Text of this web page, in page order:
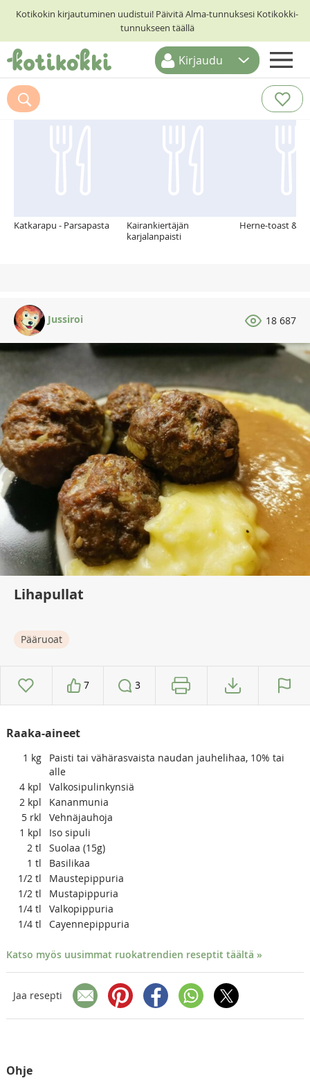
Kotikokin kirjautuminen uudistui! Päivitä Alma-tunnuksesi Kotikokki-
tunnukseen täällä
ETUSIVU
RESEPTIHAKU
Kirjaudu
Suosittelemme myös
Katkarapu - Parsapasta
Kairankiertäjän
karjalanpaisti
Herne-toast &
Jussiroi 18 687
Lihapullat
Pääruoat
7 3
Raaka-aineet
1 kg
Paisti tai vähärasvaista naudan jauhelihaa, 10% tai
alle
4 kpl
Valkosipulinkynsiä
2 kpl
Kananmunia
5 rkl
Vehnäjauhoja
1 kpl
Iso sipuli
2 tl
Suolaa (15g)
1 tl
Basilikaa
1/2 tl
Maustepippuria
1/2 tl
Mustapippuria
1/4 tl
Valkopippuria
1/4 tl Cayennepippuria
Katso myös uusimmat ruokatrendien reseptit täältä »
Jaa resepti
Ohje